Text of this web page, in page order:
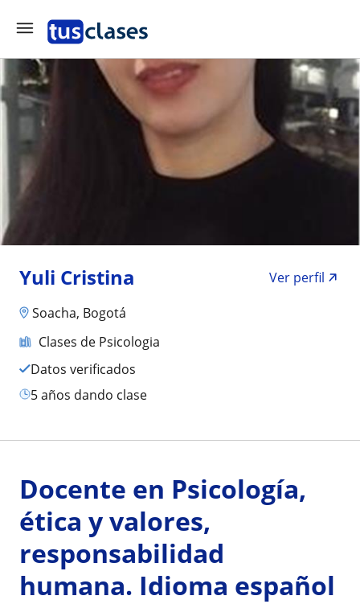
Yuli Cristina
Ver perfil
Soacha, Bogotá
Clases de Psicologia
Datos verificados
5 años dando clase
Docente en Psicología,
ética y valores,
responsabilidad
humana. Idioma español